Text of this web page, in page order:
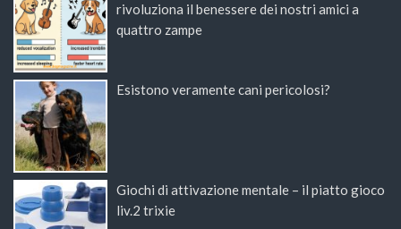
rivoluziona il benessere dei nostri amici a
quattro zampe
Esistono veramente cani pericolosi?
Giochi di attivazione mentale – il piatto gioco
liv.2 trixie